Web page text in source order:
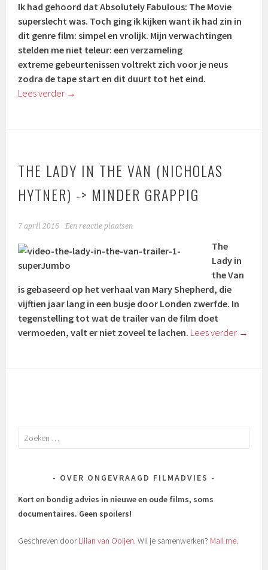
Ik had gehoord dat Absolutely Fabulous: The Movie
superslecht was. Toch ging ik kijken want ik had zin in
dit genre film: simpel en vrolijk. Mijn verwachtingen
stelden me niet teleur: een verzameling
extreme gebeurtenissen voltrekt zich voor je neus
zodra de tape start en dit duurt tot het eind.
Lees verder →
THE LADY IN THE VAN (NICHOLAS
HYTNER) -> MINDER GRAPPIG
7 april 2016 Een reactie plaatsen
The
Lady in
the Van
is gebaseerd op het verhaal van Mary Shepherd, die
vijftien jaar lang in een busje door Londen zwerfde. In
tegenstelling tot wat de trailer van de film doet
vermoeden, valt er niet zoveel te lachen. Lees verder →
Zoeken
OVER ONGEVRAAGD FILMADVIES
Kort en bondig advies in nieuwe en oude films, soms
documentaires. Geen spoilers!
Geschreven doorLilian van Ooijen. Wil je samenwerken? Mail me.